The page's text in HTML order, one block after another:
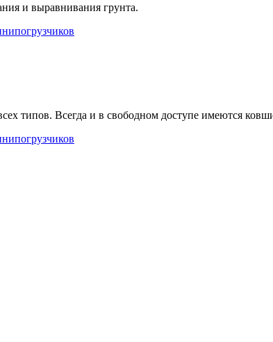
и выравнивания грунта.
типов. Всегда и в свободном доступе имеются